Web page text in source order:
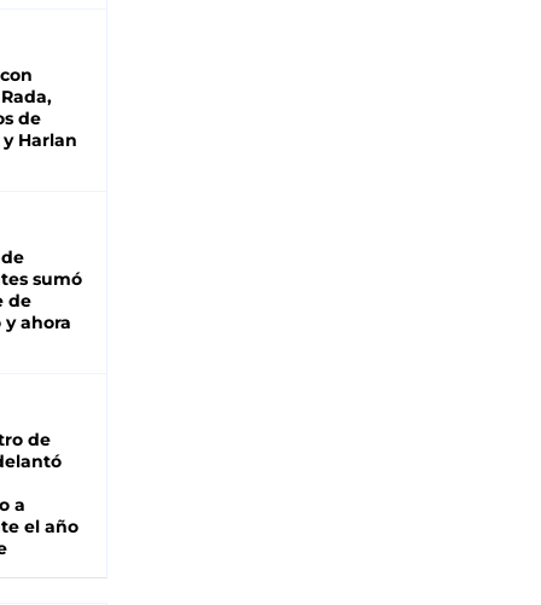
de
Harlan
sumó
de
y ahora
de
a
el año